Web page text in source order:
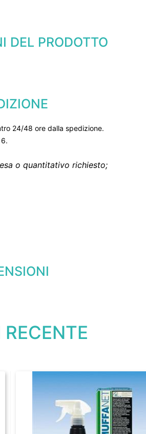
DEL PRODOTTO
24/48 ore dalla spedizione.
o quantitativo richiesto;